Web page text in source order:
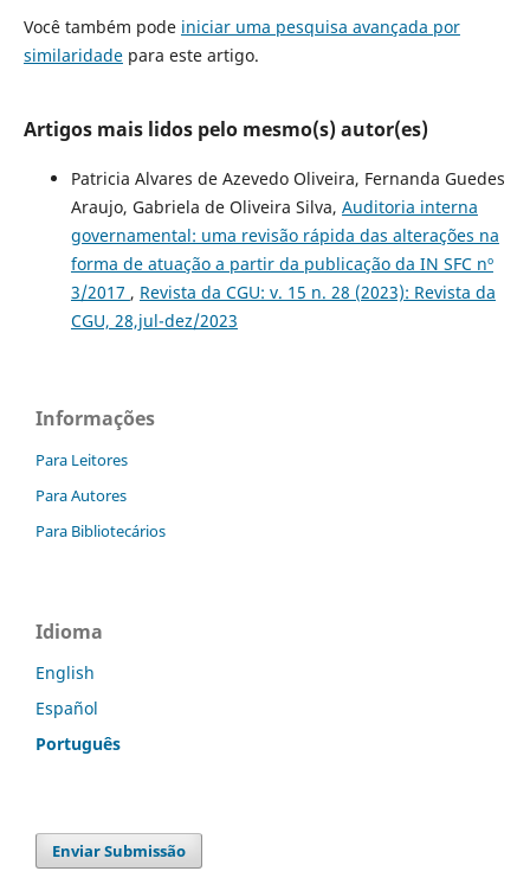
Você também pode iniciar uma pesquisa avançada por
similaridadepara este artigo.
Artigos mais lidos pelo mesmo(s) autor(es)
Patricia Alvares de Azevedo Oliveira, Fernanda Guedes
Araujo, Gabriela de Oliveira Silva, Auditoria interna
governamental: uma revisão rápida das alterações na
forma de atuação a partir da publicação da IN SFC nº
3/2017 , Revista da CGU: v. 15 n. 28 (2023): Revista da
CGU, 28,jul-dez/2023
Informações
Para Leitores
Para Autores
Para Bibliotecários
Idioma
English
Español
Português
Enviar Submissão